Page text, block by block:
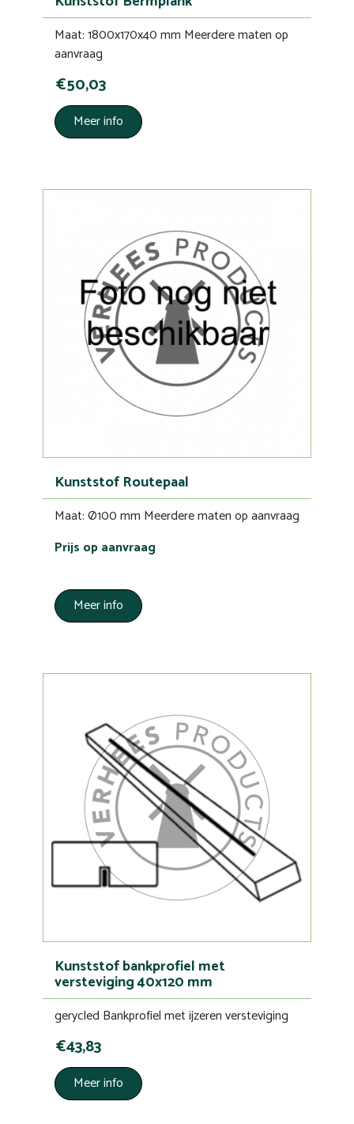
Maat: 1800x170x40 mm Meerdere maten op
aanvraag
€50,03
Meer info
Kunststof Routepaal
Maat: Ø100 mm Meerdere maten op aanvraag
Prijs op aanvraag
Meer info
Kunststof bankprofiel met
versteviging 40x120 mm
gerycled Bankprofiel met ijzeren versteviging
€43,83
Meer info